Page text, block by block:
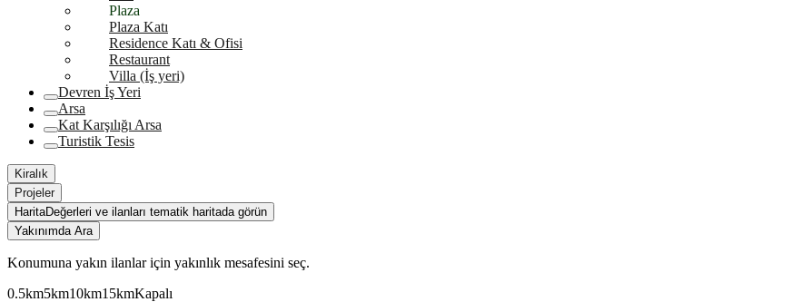
Plaza
Plaza Katı
Residence Katı & Ofisi
Restaurant
Villa (İş yeri)
Devren İş Yeri
Arsa
Kat Karşılığı Arsa
Turistik Tesis
Kiralık
Projeler
HaritaDeğerleri ve ilanları tematik haritada görün
Yakınımda Ara
Konumuna yakın ilanlar için yakınlık mesafesini seç.
0.5km5km10km15kmKapalı